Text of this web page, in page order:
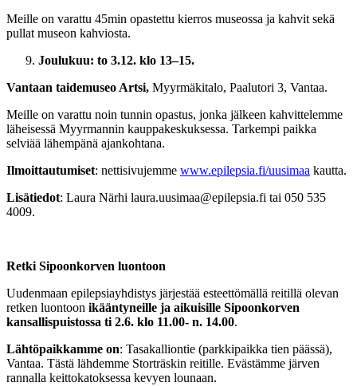
Meille on varattu 45min opastettu kierros museossa ja kahvit sekä
pullat museon kahviosta.
Joulukuu: to 3.12. klo 13–15.
Vantaan taidemuseo Artsi, Myyrmäkitalo, Paalutori 3, Vantaa.
Meille on varattu noin tunnin opastus, jonka jälkeen kahvittelemme
läheisessä Myyrmannin kauppakeskuksessa. Tarkempi paikka
selviää lähempänä ajankohtana.
Ilmoittautumiset: nettisivujemme www.epilepsia.fi/uusimaa kautta.
Lisätiedot: Laura Närhi laura.uusimaa@epilepsia.fi tai 050 535
4009.
Retki Sipoonkorven luontoon
Uudenmaan epilepsiayhdistys järjestää esteettömällä reitillä olevan
retken luontoon ikääntyneille ja aikuisille Sipoonkorven
kansallispuistossa ti 2.6. klo 11.00- n. 14.00.
Lähtöpaikkamme on: Tasakalliontie (parkkipaikka tien päässä),
Vantaa. Tästä lähdemme Storträskin reitille. Evästämme järven
rannalla keittokatoksessa kevyen lounaan.